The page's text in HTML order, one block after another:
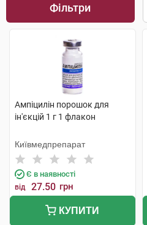
Фільтри
Ампіцилін порошок для
ін'єкцій 1 г 1 флакон
Київмедпрепарат
Є в наявності
від 27.50 грн
КУПИТИ